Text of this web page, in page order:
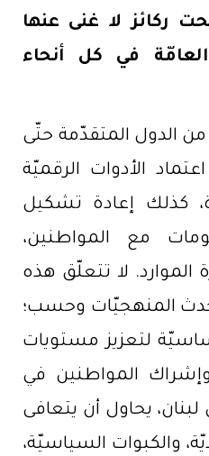
ركائز لا غنى عنها
في كل أنحاء
من الدول المتقدّمة حتّى
الأدوات الرقميّة
كذلك إعادة تشكيل
مع المواطنين،
الموارد. لا تتعلّق هذه
أحدث المنهجيّات وحسب؛
لتعزيز مستويات
وإشراك المواطنين في
يحاول أن يتعافى
والكبوات السياسيّة،